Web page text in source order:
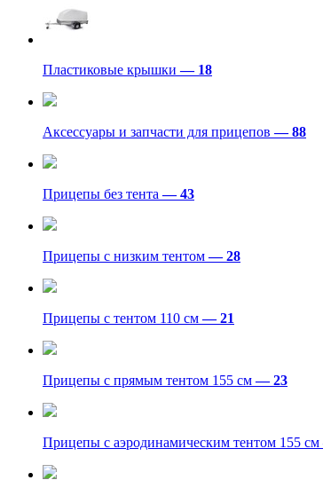
Пластиковые крышки— 18
Аксессуары и запчасти для прицепов— 88
Прицепы без тента— 43
Прицепы с низким тентом— 28
Прицепы с тентом 110 см— 21
Прицепы с прямым тентом 155 см— 23
Прицепы с аэродинамическим тентом 155 см